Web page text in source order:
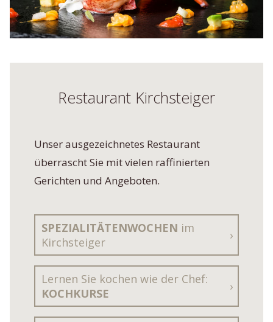
Restaurant Kirchsteiger
Unser ausgezeichnetes Restaurant
überrascht Sie mit vielen raffinierten
Gerichten und Angeboten.
SPEZIALITÄTENWOCHEN im
Kirchsteiger
Lernen Sie kochen wie der Chef:
KOCHKURSE